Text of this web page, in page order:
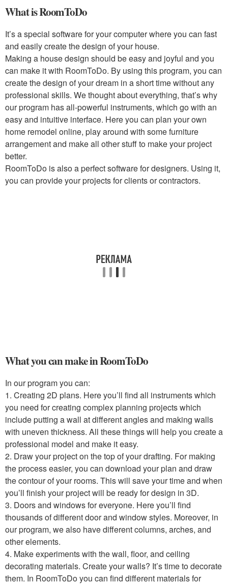
What is RoomToDo
It’s a special software for your computer where you can fast
and easily create the design of your house.
Making a house design should be easy and joyful and you
can make it with RoomToDo. By using this program, you can
create the design of your dream in a short time without any
professional skills. We thought about everything, that’s why
our program has all-powerful instruments, which go with an
easy and intuitive interface. Here you can plan your own
home remodel online, play around with some furniture
arrangement and make all other stuff to make your project
better.
RoomToDo is also a perfect software for designers. Using it,
you can provide your projects for clients or contractors.
What you can make in RoomToDo
In our program you can:
1. Creating 2D plans. Here you’ll find all instruments which
you need for creating complex planning projects which
include putting a wall at different angles and making walls
with uneven thickness. All these things will help you create a
professional model and make it easy.
2. Draw your project on the top of your drafting. For making
the process easier, you can download your plan and draw
the contour of your rooms. This will save your time and when
you’ll finish your project will be ready for design in 3D.
3. Doors and windows for everyone. Here you’ll find
thousands of different door and window styles. Moreover, in
our program, we also have different columns, arches, and
other elements.
4. Make experiments with the wall, floor, and ceiling
decorating materials. Create your walls? It’s time to decorate
them. In RoomToDo you can find different materials for